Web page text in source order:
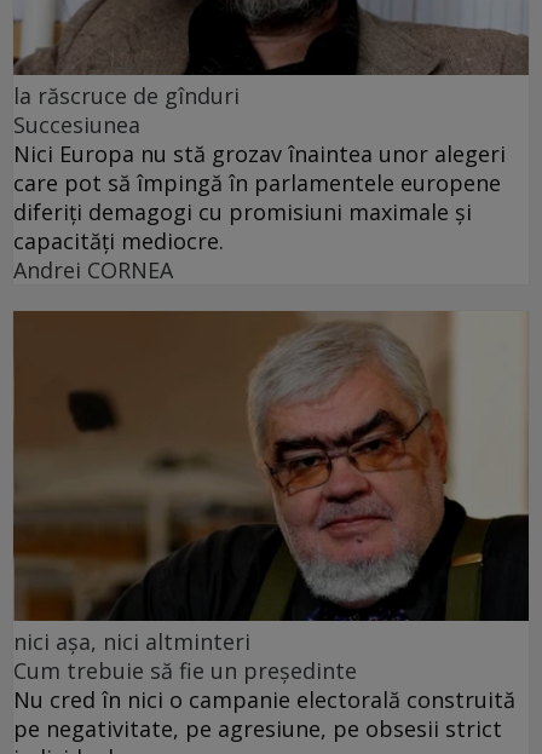
la răscruce de gînduri
Succesiunea
Nici Europa nu stă grozav înaintea unor alegeri
care pot să împingă în parlamentele europene
diferiți demagogi cu promisiuni maximale și
capacități mediocre.
Andrei CORNEA
nici așa, nici altminteri
Cum trebuie să fie un președinte
Nu cred în nici o campanie electorală construită
pe negativitate, pe agresiune, pe obsesii strict